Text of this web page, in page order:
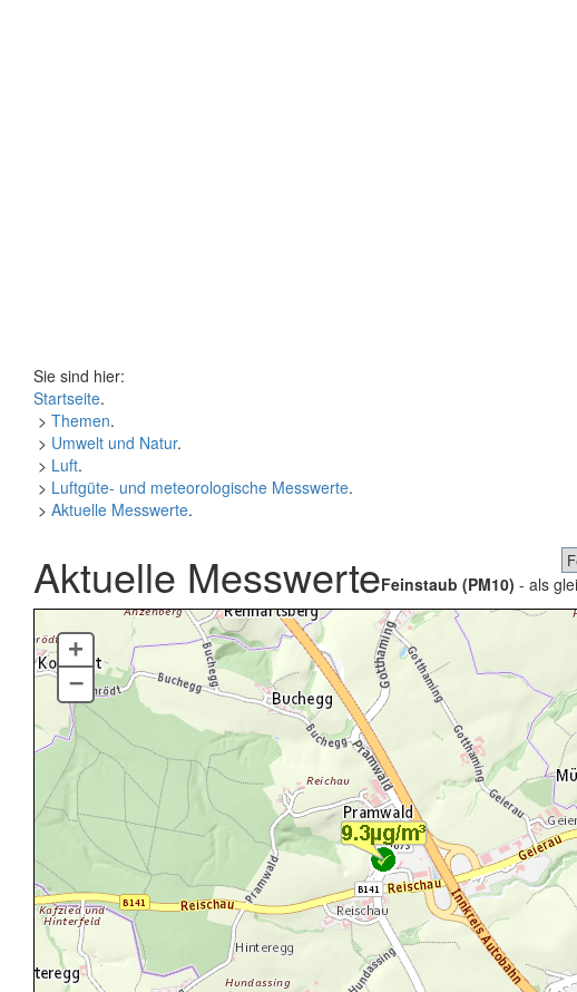
Sie sind hier:
Startseite.
> Themen.
> Umwelt und Natur.
> Luft.
> Luftgüte- und meteorologische Messwerte.
> Aktuelle Messwerte.
Aktuelle MesswerteFeinstaub (PM10) - als
+
–